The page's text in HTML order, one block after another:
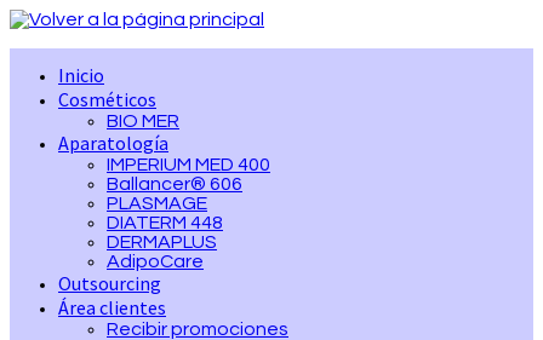
Saltar
Inicio
Cosméticos
BIO MER
Aparatología
IMPERIUM MED 400
Ballancer® 606
PLASMAGE
DIATERM 448
DERMAPLUS
AdipoCare
Outsourcing
Área clientes
Recibir promociones